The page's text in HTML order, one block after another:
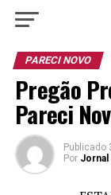
PARECI NOVO
Pregão
Pareci
Publicado
Por Jornal